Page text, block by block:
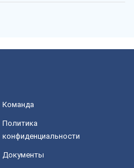
Команда
Политика
конфиденциальности
Документы